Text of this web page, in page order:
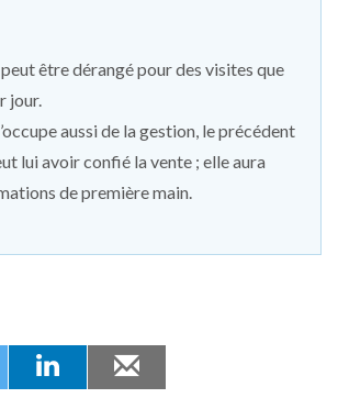
être dérangé pour des visites que
jour.
aussi de la gestion, le précédent
lui avoir confié la vente ; elle aura
de première main.